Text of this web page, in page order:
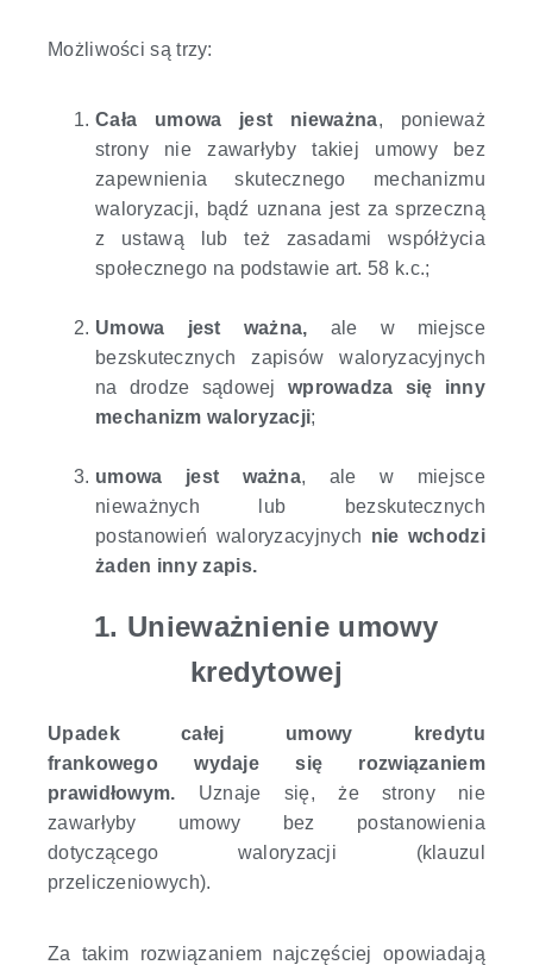
Możliwości są trzy:
Cała umowa jest nieważna, ponieważ
strony nie zawarłyby takiej umowy bez
zapewnienia skutecznego mechanizmu
waloryzacji, bądź uznana jest za sprzeczną
z ustawą lub też zasadami współżycia
społecznego na podstawie art. 58 k.c.;
Umowa jest ważna, ale w miejsce
bezskutecznych zapisów waloryzacyjnych
na drodze sądowej wprowadza się inny
mechanizm waloryzacji;
umowa jest ważna, ale w miejsce
nieważnych lub bezskutecznych
postanowień waloryzacyjnych nie wchodzi
żaden inny zapis.
1. Unieważnienie umowy
kredytowej
Upadek całej umowy kredytu
frankowego wydaje się rozwiązaniem
prawidłowym. Uznaje się, że strony nie
zawarłyby umowy bez postanowienia
dotyczącego waloryzacji (klauzul
przeliczeniowych).
Za takim rozwiązaniem najczęściej opowiadają